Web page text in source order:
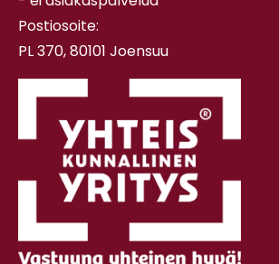
Postiosoite:
PL 370, 80101 Joensuu